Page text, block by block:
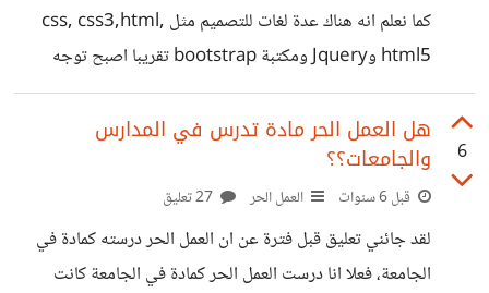
كما نعلم انه هناك عدة لغات للتصميم مثل css, css3,html,
html5 وJquery ومكتبة bootstrap تقريبا اصبح توجه
معظم الطلاب والعاملين الي استخدام مكتبات جاهزة مثل
bootstrap لتصميم حيث انه يوجد اكواد جاهزة وclass
جاهزة لاستخدامها تغني عن استخدام اي لغات اخرى لكن ذات
مرة قالت لنا مدرسة المادة اسوء شئ هي كتابة اكواد جاهزة وانه
في المستقبل سوف يتوجه التصميم لاتجاه اخر هل توافقونها
الرأي؟؟؟ وهل ظهر لغات جديدة للتصميم؟؟
6
هل العمل الحر مادة تدرس في المدارس
والجامعات؟؟
قبل 6 سنوات العمل الحر
لقد جائني تعليق قبل فترة عن ان العمل الحر درسته كمادة في
الجامعة، فعلا انا درست العمل الحر كمادة في الجامعة كانت